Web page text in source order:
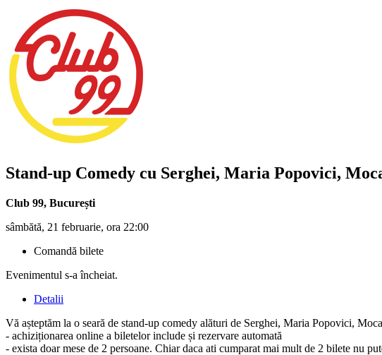
Stand-up Comedy cu Serghei, Maria Popovici,
Club 99, București
sâmbătă, 21 februarie, ora 22:00
Comandă bilete
Evenimentul s-a încheiat.
Detalii
Vă așteptăm la o seară de stand-up comedy alături de Serghei, Maria Popovici,
- achiziționarea online a biletelor include și rezervare automată
- exista doar mese de 2 persoane. Chiar daca ati cumparat mai mult de 2 bilete nu